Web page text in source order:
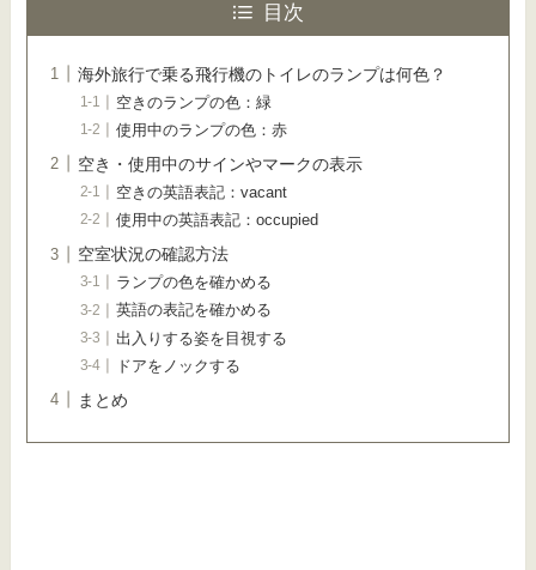
目次
海外旅行で乗る飛行機のトイレのランプは何色？
空きのランプの色：緑
使用中のランプの色：赤
空き・使用中のサインやマークの表示
空きの英語表記：vacant
使用中の英語表記：occupied
空室状況の確認方法
ランプの色を確かめる
英語の表記を確かめる
出入りする姿を目視する
ドアをノックする
まとめ